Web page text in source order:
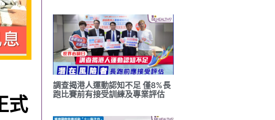
式
調查揭港人運動認知不足 僅8%長
跑比賽前有接受訓練及專業評估